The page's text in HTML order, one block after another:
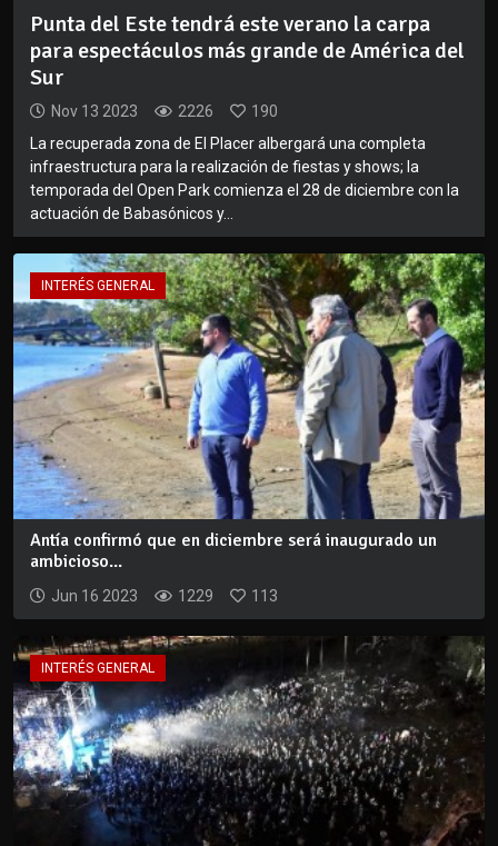
Punta del Este tendrá este verano la carpa
para espectáculos más grande de América del
Sur
Nov 13 2023 2226
190
La recuperada zona de El Placer albergará una completa
infraestructura para la realización de fiestas y shows; la
temporada del Open Park comienza el 28 de diciembre con la
actuación de Babasónicos y...
INTERÉS GENERAL
Antía confirmó que en diciembre será inaugurado un
ambicioso...
Jun 16 2023 1229 113
INTERÉS GENERAL